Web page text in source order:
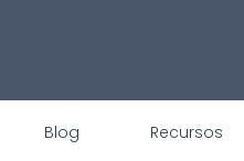
Blog Recursos